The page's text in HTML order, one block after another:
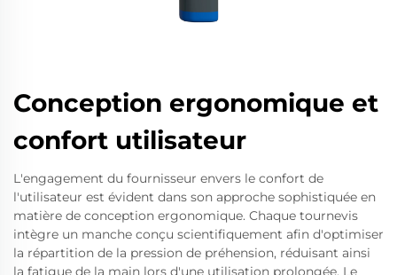
Conception ergonomique et
confort utilisateur
L'engagement du fournisseur envers le confort de
l'utilisateur est évident dans son approche sophistiquée en
matière de conception ergonomique. Chaque tournevis
intègre un manche conçu scientifiquement afin d'optimiser
la répartition de la pression de préhension, réduisant ainsi
la fatigue de la main lors d'une utilisation prolongée. Le